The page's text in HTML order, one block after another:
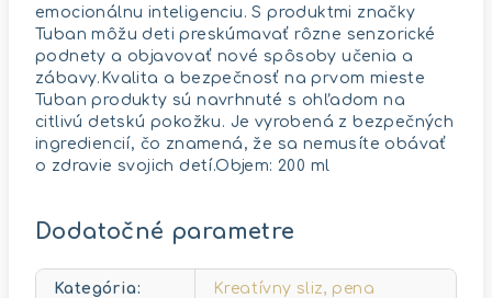
emocionálnu inteligenciu. S produktmi značky
Tuban môžu deti preskúmavať rôzne senzorické
podnety a objavovať nové spôsoby učenia a
zábavy.Kvalita a bezpečnosť na prvom mieste
Tuban produkty sú navrhnuté s ohľadom na
citlivú detskú pokožku. Je vyrobená z bezpečných
ingrediencií, čo znamená, že sa nemusíte obávať
o zdravie svojich detí.Objem: 200 ml
Dodatočné parametre
Kategória: Kreatívny sliz, pena